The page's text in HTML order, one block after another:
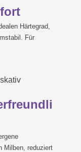
Härtegrad,
Für
Milben, reduziert